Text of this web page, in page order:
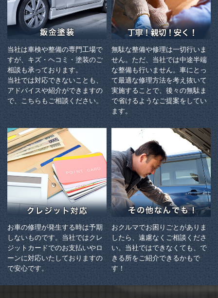
当社は車検や整備の専門工場で
すが、キズ・ヘコミ・塗装のご
相談も承っております。
当社では対応できないことも、
アドバイスや紹介ができますの
で、こちらもご相談ください。
無駄な整備や修理は一切行いま
せん。ただ、当社では中途半端
な整備も行いません。車にとっ
て最適な修理方法を考え抜いて
実施することで、後々の無駄ま
で省けるようなご提案をしてい
ます。
お車の修理が発生する時は予期
しないものです。当社ではクレ
ジットカードでのお支払いやロ
ーンに対応いたしておりますの
で安心です。
おクルマでお困りごとがありま
したら、遠慮なくご相談くださ
い。当社ではできなくても、で
きる所をご紹介できるかもで
す！